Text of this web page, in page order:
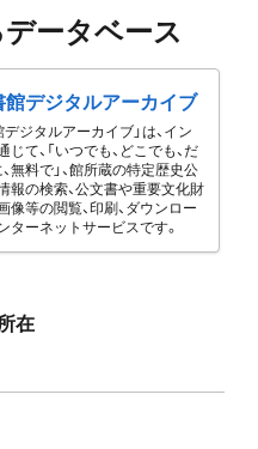
ータベース
館デジタルアーカイブ
デジタルアーカイブ」は、イン
て、「いつでも、どこでも、だ
無料で」、館所蔵の特定歴史公
報の検索、公文書や重要文化財
像等の閲覧、印刷、ダウンロー
ターネットサービスです。
在